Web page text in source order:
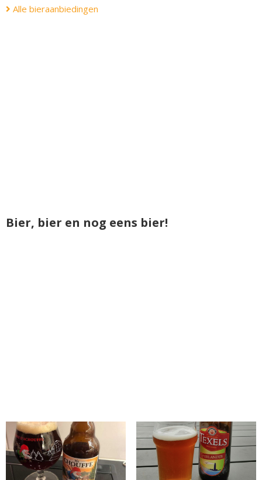
Alle bieraanbiedingen
Bier, bier en nog eens bier!